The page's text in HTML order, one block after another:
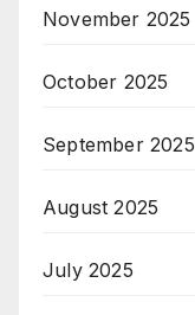
November 2025
October 2025
September 2025
August 2025
July 2025